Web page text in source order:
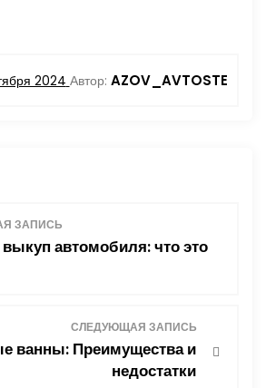
2024 Автор: AZOV_AVTOSTE
ЗАПИСЬ
автомобиля: что это
СЛЕДУЮЩАЯ ЗАПИСЬ
ванны: Преимущества и
недостатки